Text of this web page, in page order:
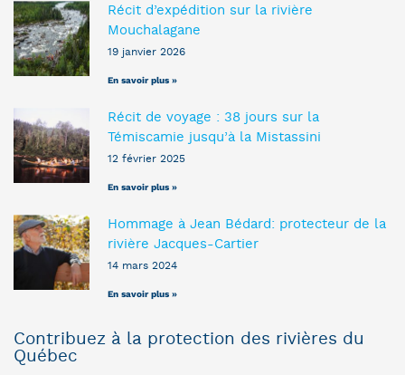
Récit d’expédition sur la rivière
Mouchalagane
19 janvier 2026
En savoir plus »
Récit de voyage : 38 jours sur la
Témiscamie jusqu’à la Mistassini
12 février 2025
En savoir plus »
Hommage à Jean Bédard: protecteur de la
rivière Jacques-Cartier
14 mars 2024
En savoir plus »
Contribuez à la protection des rivières du
Québec